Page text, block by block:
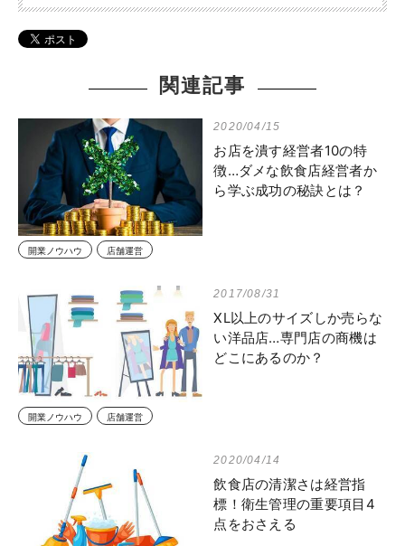
関連記事
2020/04/15
お店を潰す経営者10の特
徴…ダメな飲食店経営者か
ら学ぶ成功の秘訣とは？
開業ノウハウ 店舗運営
2017/08/31
XL以上のサイズしか売らな
い洋品店…専門店の商機は
どこにあるのか？
開業ノウハウ 店舗運営
2020/04/14
飲食店の清潔さは経営指
標！衛生管理の重要項目4
点をおさえる